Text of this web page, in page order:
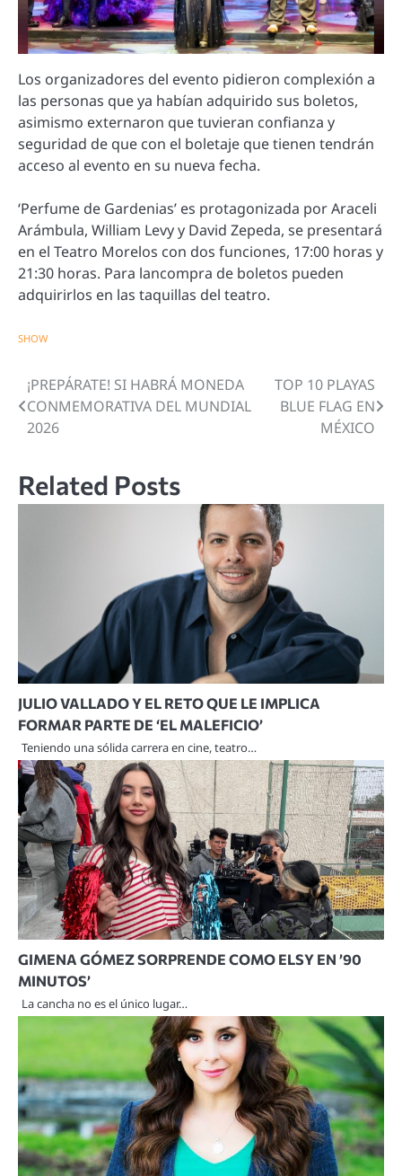
Los organizadores del evento pidieron complexión a
las personas que ya habían adquirido sus boletos,
asimismo externaron que tuvieran confianza y
seguridad de que con el boletaje que tienen tendrán
acceso al evento en su nueva fecha.
‘Perfume de Gardenias’ es protagonizada por Araceli
Arámbula, William Levy y David Zepeda, se presentará
en el Teatro Morelos con dos funciones, 17:00 horas y
21:30 horas. Para lancompra de boletos pueden
adquirirlos en las taquillas del teatro.
SHOW
Navegación
de
¡PREPÁRATE! SI HABRÁ MONEDA
CONMEMORATIVA DEL MUNDIAL
2026
TOP 10 PLAYAS
BLUE FLAG EN
MÉXICO
Related Posts
JULIO VALLADO Y EL RETO QUE LE IMPLICA
FORMAR PARTE DE ‘EL MALEFICIO’
Teniendo una sólida carrera en cine, teatro…
GIMENA GÓMEZ SORPRENDE COMO ELSY EN ’90
MINUTOS’
La cancha no es el único lugar…